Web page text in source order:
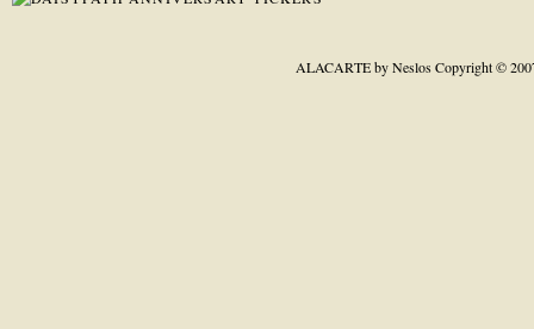
ALACARTE by NeslosCopyright ©